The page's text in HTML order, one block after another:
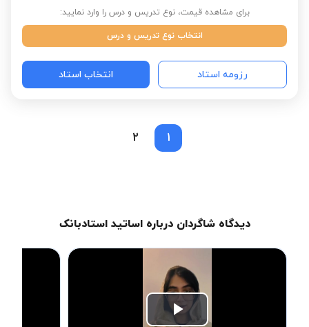
برای مشاهده قیمت، نوع تدریس و درس را وارد نمایید:
انتخاب نوع تدریس و درس
رزومه استاد انتخاب استاد
1
2
دیدگاه شاگردان درباره اساتید استادبانک